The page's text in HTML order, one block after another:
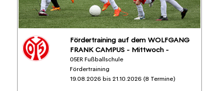
Fördertraining auf dem WOLFGANG
FRANK CAMPUS - Mittwoch -
05ER Fußballschule
Fördertraining
19.08.2026 bis 21.10.2026 (8 Termine)